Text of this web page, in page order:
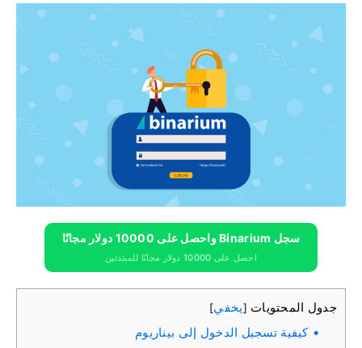
سجل Binarium واحصل على 10000 دولار مجانًا
احصل على 10000 دولار مجانًا للمبتدئين
جدول المحتويات [يخفي]
كيفية تسجيل الدخول إلى بيناريوم